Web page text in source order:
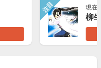
注目 現在
柳